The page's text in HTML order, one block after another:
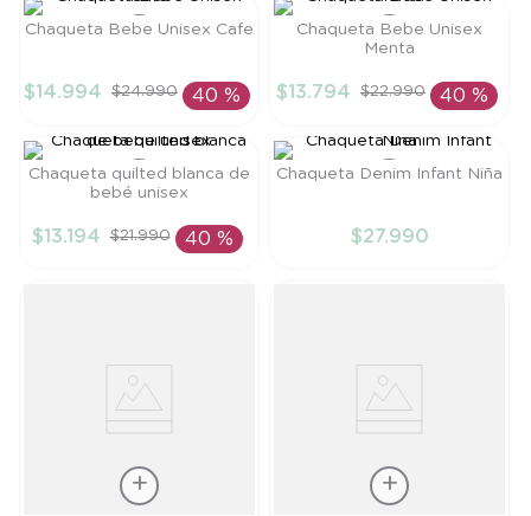
AÑADIR AL
CARRITO
Chaqueta Bebe Unisex Cafe
$14.994 $24.990 40 %
AÑADIR AL
CARRITO
Chaqueta Bebe Unisex
Menta
$13.794 $22.990 40 %
Chaqueta quilted blanca de
bebé unisex
$13.194 $21.990 40 %
Chaqueta Denim Infant Niña
$27.990
8.
saco dormir
10. zapatillas niño